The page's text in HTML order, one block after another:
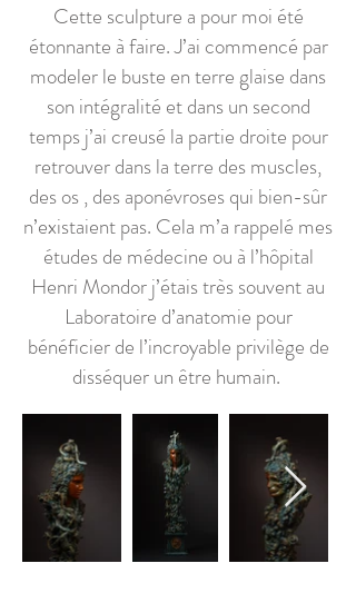
Cette sculpture a pour moi été
étonnante à faire. J’ai commencé par
modeler le buste en terre glaise dans
son intégralité et dans un second
temps j’ai creusé la partie droite pour
retrouver dans la terre des muscles,
des os , des aponévroses qui bien-sûr
n’existaient pas. Cela m’a rappelé mes
études de médecine ou à l’hôpital
Henri Mondor j’étais très souvent au
Laboratoire d’anatomie pour
bénéficier de l’incroyable privilège de
disséquer un être humain.